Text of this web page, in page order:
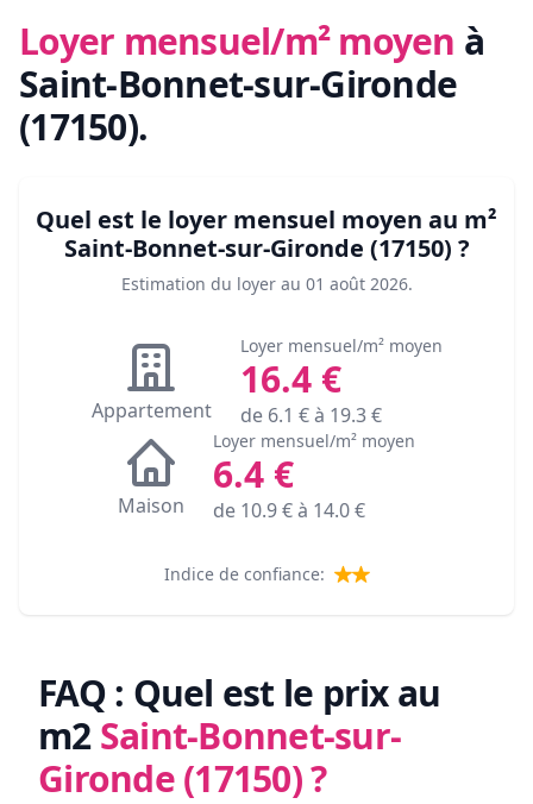
Loyer mensuel/m² moyen à
Saint-Bonnet-sur-Gironde
(17150).
Quel est le loyer mensuel moyen au m²
Saint-Bonnet-sur-Gironde (17150) ?
Estimation du loyer au 01 août 2026.
Appartement
Loyer mensuel/m² moyen
16.4€
de 6.1 € à 19.3€
Maison
Loyer mensuel/m² moyen
6.4 €
de 10.9€ à 14.0€
Indice de confiance:
FAQ : Quel est le prix au
m2Saint-Bonnet-sur-
Gironde (17150)?